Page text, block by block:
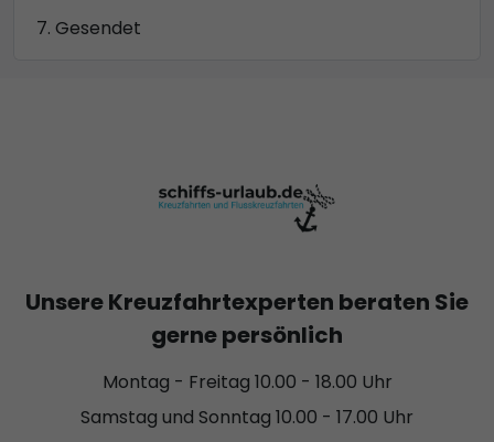
Gesendet
Unsere Kreuzfahrtexperten beraten Sie
gerne persönlich
Montag - Freitag 10.00 - 18.00 Uhr
Samstag und Sonntag 10.00 - 17.00 Uhr